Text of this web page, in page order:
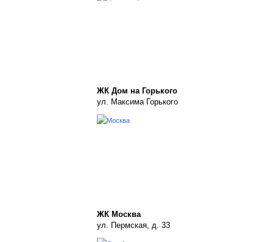
ЖК Дом на Горького
ул. Максима Горького
ЖК Москва
ул. Пермская, д. 33